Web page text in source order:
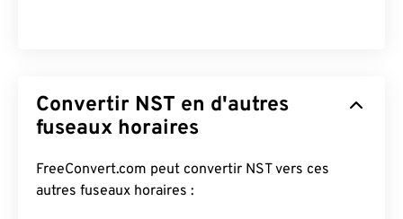
Convertir NST en d'autres
fuseaux horaires
FreeConvert.com peut convertir NST vers ces
autres fuseaux horaires :